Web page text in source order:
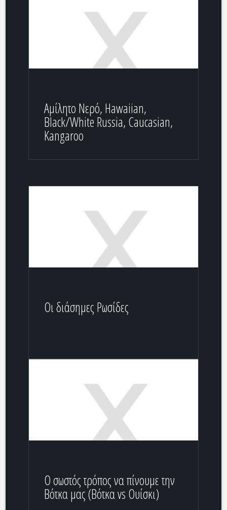
Αμίλητο Νερό, Hawaiian,
Black/White Russia, Caucasian,
Kangaroo
Οι διάσημες Ρωσίδες
Ο σωστός τρόπος να πίνουμε την
Βότκα μας (Βότκα vs Ουίσκι)